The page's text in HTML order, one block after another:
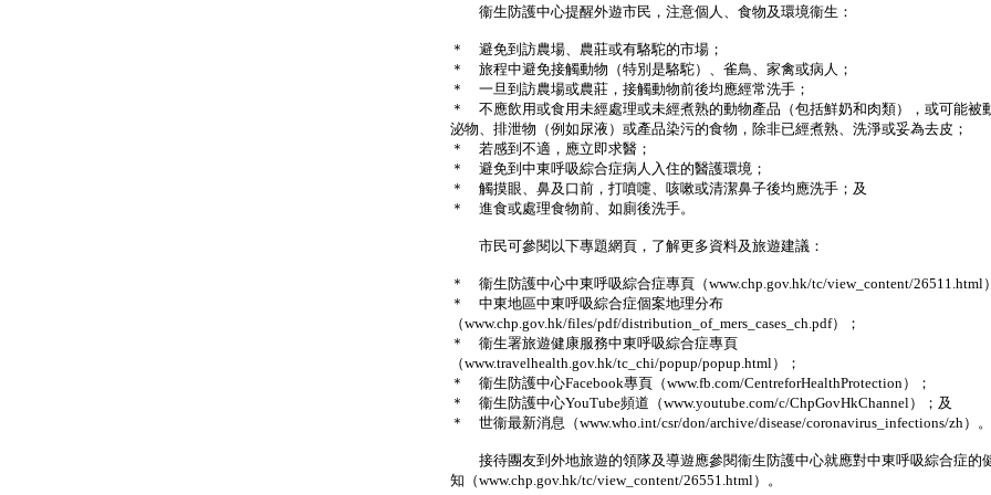
衞生防護中心提醒外遊市民，注意個人、食物及環境衞生：
＊ 避免到訪農場、農莊或有駱駝的市場；
＊ 旅程中避免接觸動物（特別是駱駝）、雀鳥、家禽或病人；
＊ 一旦到訪農場或農莊，接觸動物前後均應經常洗手；
＊ 不應飲用或食用未經處理或未經煮熟的動物產品（包括鮮奶和肉類），或可能被
泌物、排泄物（例如尿液）或產品染污的食物，除非已經煮熟、洗淨或妥為去皮；
＊ 若感到不適，應立即求醫；
＊ 避免到中東呼吸綜合症病人入住的醫護環境；
＊ 觸摸眼、鼻及口前，打噴嚏、咳嗽或清潔鼻子後均應洗手；及
＊ 進食或處理食物前、如廁後洗手。
市民可參閱以下專題網頁，了解更多資料及旅遊建議：
＊ 衞生防護中心中東呼吸綜合症專頁（www.chp.gov.hk/tc/view_content/26511.html
＊ 中東地區中東呼吸綜合症個案地理分布
（www.chp.gov.hk/files/pdf/distribution_of_mers_cases_ch.pdf）；
＊ 衞生署旅遊健康服務中東呼吸綜合症專頁
（www.travelhealth.gov.hk/tc_chi/popup/popup.html）；
＊ 衞生防護中心Facebook專頁（www.fb.com/CentreforHealthProtection）；
＊ 衞生防護中心YouTube頻道（www.youtube.com/c/ChpGovHkChannel）；及
＊ 世衞最新消息（www.who.int/csr/don/archive/disease/coronavirus_infections/zh）。
接待團友到外地旅遊的領隊及導遊應參閱衞生防護中心就應對中東呼吸綜合症的
知（www.chp.gov.hk/tc/view_content/26551.html）。